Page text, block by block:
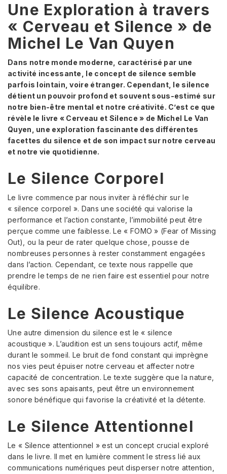
Une Exploration à travers
« Cerveau et Silence » de
Michel Le Van Quyen
Dans notre monde moderne, caractérisé par une
activité incessante, le concept de silence semble
parfois lointain, voire étranger. Cependant, le silence
détient un pouvoir profond et souvent sous-estimé sur
notre bien-être mental et notre créativité. C’est ce que
révèle le livre « Cerveau et Silence » de Michel Le Van
Quyen, une exploration fascinante des différentes
facettes du silence et de son impact sur notre cerveau
et notre vie quotidienne.
Le Silence Corporel
Le livre commence par nous inviter à réfléchir sur le
« silence corporel ». Dans une société qui valorise la
performance et l’action constante, l’immobilité peut être
perçue comme une faiblesse. Le « FOMO » (Fear of Missing
Out), ou la peur de rater quelque chose, pousse de
nombreuses personnes à rester constamment engagées
dans l’action. Cependant, ce texte nous rappelle que
prendre le temps de ne rien faire est essentiel pour notre
équilibre.
Le Silence Acoustique
Une autre dimension du silence est le « silence
acoustique ». L’audition est un sens toujours actif, même
durant le sommeil. Le bruit de fond constant qui imprègne
nos vies peut épuiser notre cerveau et affecter notre
capacité de concentration. Le texte suggère que la nature,
avec ses sons apaisants, peut être un environnement
sonore bénéfique qui favorise la créativité et la détente.
Le Silence Attentionnel
Le « Silence attentionnel » est un concept crucial exploré
dans le livre. Il met en lumière comment le stress lié aux
communications numériques peut disperser notre attention,